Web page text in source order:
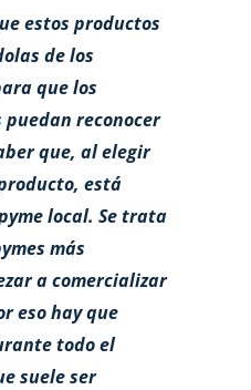
estos productos
de los
que los
puedan reconocer
que, al elegir
está
local. Se trata
más
a comercializar
eso hay que
todo el
suele ser